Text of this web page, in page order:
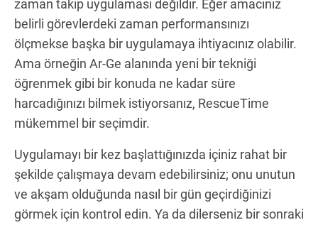
zaman takip uygulaması değildir. Eğer amacınız
belirli görevlerdeki zaman performansınızı
ölçmekse başka bir uygulamaya ihtiyacınız olabilir.
Ama örneğin Ar-Ge alanında yeni bir tekniği
öğrenmek gibi bir konuda ne kadar süre
harcadığınızı bilmek istiyorsanız, RescueTime
mükemmel bir seçimdir.
Uygulamayı bir kez başlattığınızda içiniz rahat bir
şekilde çalışmaya devam edebilirsiniz; onu unutun
ve akşam olduğunda nasıl bir gün geçirdiğinizi
görmek için kontrol edin. Ya da dilerseniz bir sonraki